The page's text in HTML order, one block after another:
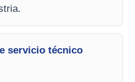
servicio técnico